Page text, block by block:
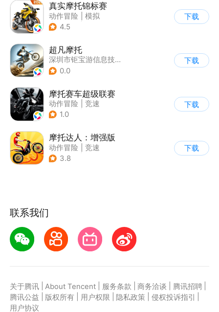
真实摩托锦标赛
动作冒险
模拟
| 摩托车
4.5
下载
超凡摩托
深圳市钜宝游信息技术有限公司
0.0
下载
摩托赛车超级联赛
动作冒险
竞速
| 摩托车
1.0
下载
摩托达人：增强版
动作冒险
竞速
| 摩托车
3.8
下载
联系我们
关于腾讯 About Tencent 服务条款 商务洽谈 腾讯招聘
腾讯公益
版权所有 用户权限 隐私政策 侵权投诉指引
用户协议